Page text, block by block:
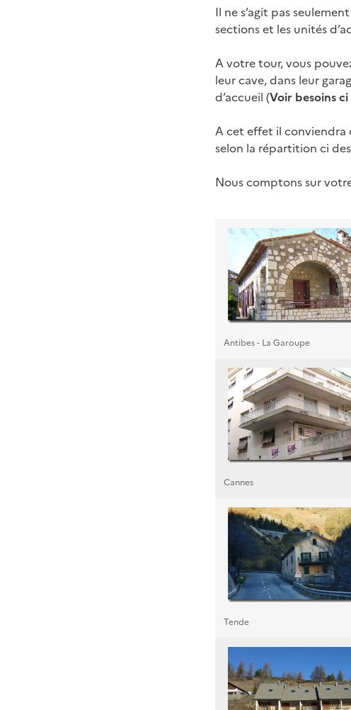
Il ne s’agit pas
sections et les unités
A votre tour, vous
leur cave, dans leur
d’accueil (Voir besoins
A cet effet il conviendra
selon la répartition ci
Nous comptons sur
Antibes - La Garoupe
Cannes
Tende